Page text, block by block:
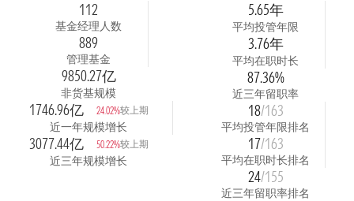
112
基金经理人数
889
管理基金
9850.27亿
非货基规模
1746.96亿 24.02%较上期
近一年规模增长
3077.44亿 50.22%较上期
近三年规模增长
5.65年
平均投管年限
3.76年
平均在职时长
87.36%
近三年留职率
18/163
平均投管年限排名
17/163
平均在职时长排名
24/155
近三年留职率排名